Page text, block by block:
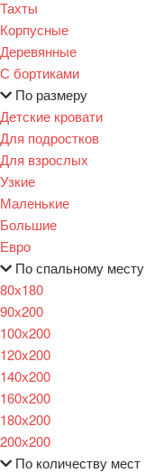
Тахты
Корпусные
Деревянные
С бортиками
По размеру
Детские кровати
Для подростков
Для взрослых
Узкие
Маленькие
Большие
Евро
По спальному месту
80х180
90х200
100х200
120x200
140х200
160х200
180х200
200х200
По количеству мест